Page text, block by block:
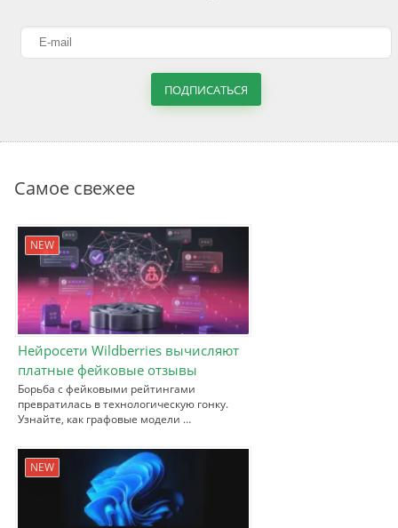
ПОДПИСАТЬСЯ
Самое свежее
NEW
Нейросети Wildberries вычисляют
платные фейковые отзывы
Борьба с фейковыми рейтингами
превратилась в технологическую гонку.
Узнайте, как графовые модели …
NEW